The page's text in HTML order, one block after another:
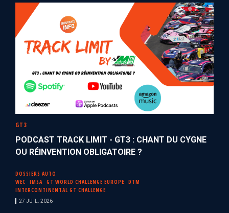
GT3
PODCAST TRACK LIMIT - GT3 : CHANT DU CYGNE
OU RÉINVENTION OBLIGATOIRE ?
DOSSIERS AUTO
WEC
IMSA GT WORLD CHALLENGE EUROPE
DTM
INTERCONTINENTAL GT CHALLENGE
27 JUIL. 2026